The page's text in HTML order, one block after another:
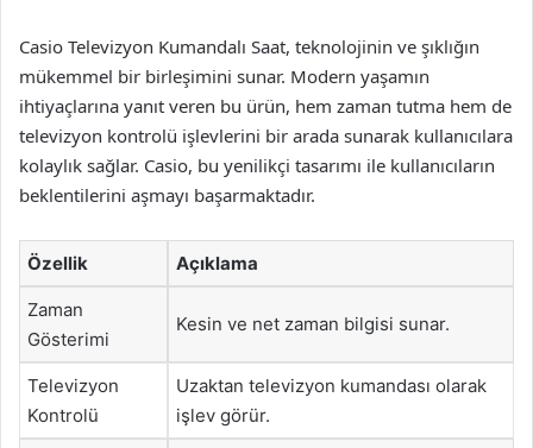
Casio Televizyon Kumandalı Saat, teknolojinin ve şıklığın
mükemmel bir birleşimini sunar. Modern yaşamın
ihtiyaçlarına yanıt veren bu ürün, hem zaman tutma hem de
televizyon kontrolü işlevlerini bir arada sunarak kullanıcılara
kolaylık sağlar. Casio, bu yenilikçi tasarımı ile kullanıcıların
beklentilerini aşmayı başarmaktadır.
Özellik Açıklama
Zaman
Gösterimi
Kesin ve net zaman bilgisi sunar.
Televizyon
Kontrolü
Uzaktan televizyon kumandası olarak
işlev görür.